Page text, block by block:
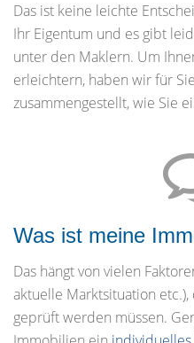
Das ist keine leichte
Ihr Eigentum und es gibt
unter den Maklern. Um
erleichtern, haben wir für
zusammengestellt, wie Sie
Was ist meine
Das hängt von vielen
aktuelle Marktsituation
geprüft werden müssen.